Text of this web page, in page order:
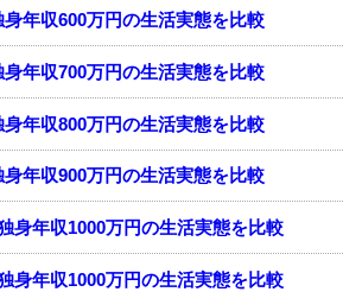
年収600万円の生活実態を比較
年収700万円の生活実態を比較
年収800万円の生活実態を比較
年収900万円の生活実態を比較
身年収1000万円の生活実態を比較
身年収1000万円の生活実態を比較